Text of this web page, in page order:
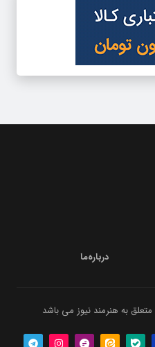
درباره‌‌ما
به هنرمند نیوز می باشد